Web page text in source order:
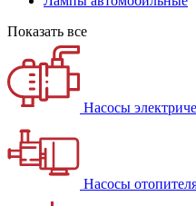
Показать все
Насосы
Насосы